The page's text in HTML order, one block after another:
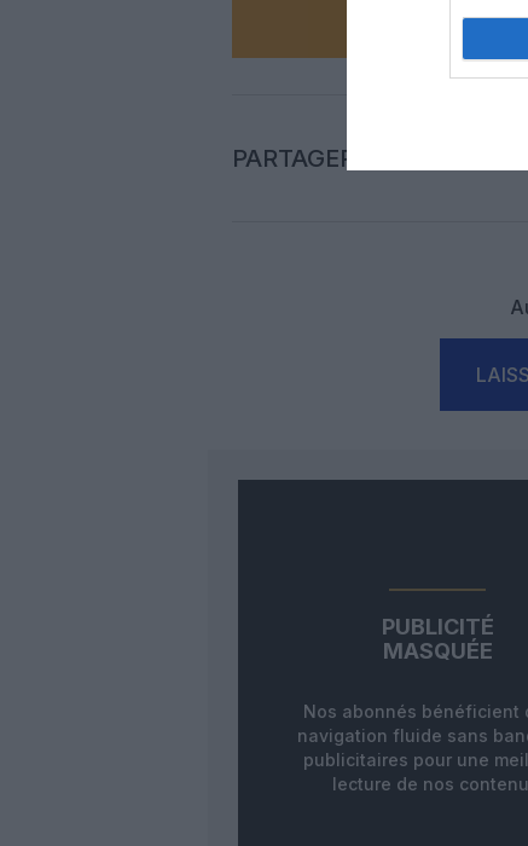
PARTAGER L'ARTICLE
PUBLICITÉ
MASQUÉE
Nos abonnés bénéficient
navigation fluide sans
publicitaires pour une
lecture de nos